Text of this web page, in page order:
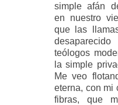
simple afán
en nuestro
que las
teólogos
la simple
Me veo
eterna, con mi
fibras, que